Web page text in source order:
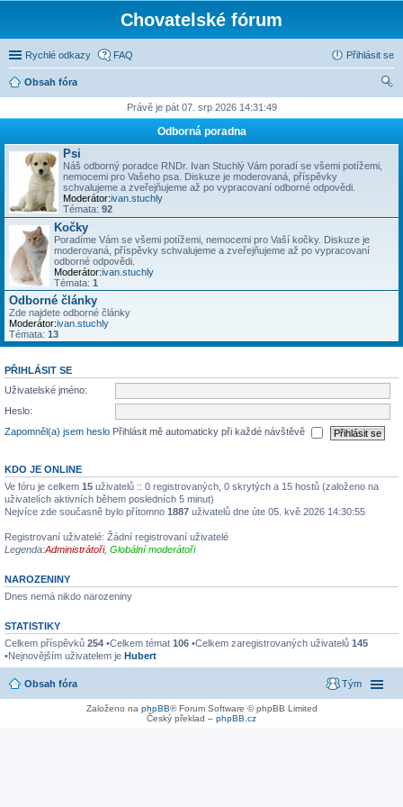
Chovatelské fórum
Rychlé odkazy FAQ Přihlásit se
Obsah fóra
Právě je pát 07. srp 2026 14:31:49
Odborná poradna
Psi
Náš odborný poradce RNDr. Ivan Stuchlý Vám poradí se všemi potížemi,
nemocemi pro Vašeho psa. Diskuze je moderovaná, příspěvky
schvalujeme a zveřejňujeme až po vypracovaní odborné odpovědi.
Moderátor:ivan.stuchly
Témata: 92
Kočky
Poradíme Vám se všemi potížemi, nemocemi pro Vaší kočky. Diskuze je
moderovaná, příspěvky schvalujeme a zveřejňujeme až po vypracovaní
odborné odpovědi.
Moderátor:ivan.stuchly
Témata: 1
Odborné články
Zde najdete odborné články
Moderátor:ivan.stuchly
Témata: 13
PŘIHLÁSIT SE
Uživatelské jméno:
Heslo:
Zapomněl(a) jsem heslo Přihlásit mě automaticky při každé návštěvě
KDO JE ONLINE
Ve fóru je celkem 15 uživatelů :: 0 registrovaných, 0 skrytých a 15 hostů (založeno na
uživatelích aktivních během posledních 5 minut)
Nejvíce zde současně bylo přítomno 1887 uživatelů dne úte 05. kvě 2026 14:30:55
Registrovaní uživatelé: Žádní registrovaní uživatelé
Legenda:Administrátoři, Globální moderátoři
NAROZENINY
Dnes nemá nikdo narozeniny
STATISTIKY
Celkem příspěvků 254 •Celkem témat 106 •Celkem zaregistrovaných uživatelů 145
•Nejnovějším uživatelem je Hubert
Obsah fóra Tým
Založeno na phpBB® Forum Software © phpBB Limited
Český překlad – phpBB.cz